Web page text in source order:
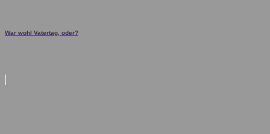
War wohl Vatertag, oder?